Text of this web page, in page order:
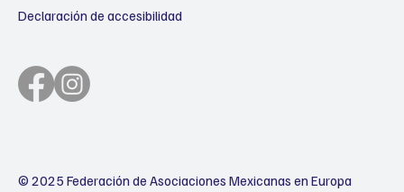
Declaración de accesibilidad
© 2025 Federación de Asociaciones Mexicanas en Europa